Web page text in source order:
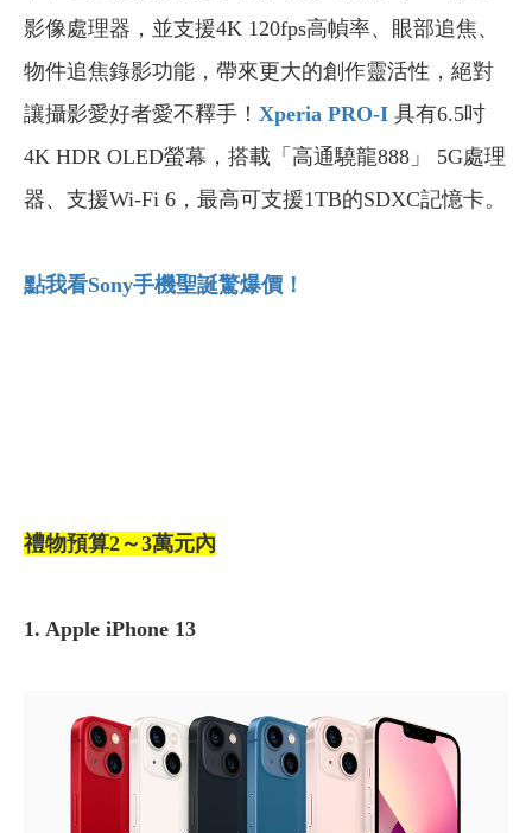
影像處理器，並支援4K 120fps高幀率、眼部追焦、
物件追焦錄影功能，帶來更大的創作靈活性，絕對
讓攝影愛好者愛不釋手！ Xperia PRO-I 具有6.5吋
4K HDR OLED螢幕，搭載「高通驍龍888」 5G處理
器、支援Wi-Fi 6，最高可支援1TB的SDXC記憶卡。
點我看Sony手機聖誕驚爆價！
禮物預算2～3萬元內
1. Apple iPhone 13